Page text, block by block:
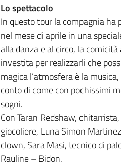
Lo spettacolo
In questo tour la compagnia ha
nel mese di aprile in una
alla danza e al circo, la
investita per realizzarli che
magica l’atmosfera è la
conto di come con pochissimi
sogni.
Con Taran Redshaw,
giocoliere, Luna Simon
clown, Sara Masi, tecnico di
Rauline – Bidon.